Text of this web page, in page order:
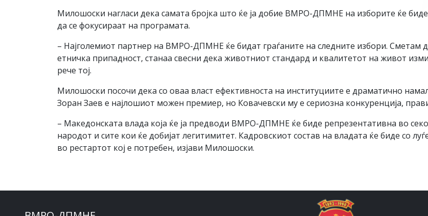
Милошоски нагласи дека самата бројка што ќе ја добие ВМРО-ДПМНЕ на изборите ќе
да се фокусираат на програмата.
– Најголемиот партнер на ВМРО-ДПМНЕ ќе бидат граѓаните на следните избори. Сметам
етничка припадност, станаа свесни дека животниот стандард и квалитетот на живот
рече тој.
Милошоски посочи дека со оваа власт ефективноста на институциите е драматично
Зоран Заев е најлошиот можен премиер, но Ковачевски му е сериозна конкуренција,
– Македонската влада која ќе ја предводи ВМРО-ДПМНЕ ќе биде репрезентативна во
народот и сите кои ќе добијат легитимитет. Кадровскиот состав на владата ќе биде со
во рестартот кој е потребен, изјави Милошоски.